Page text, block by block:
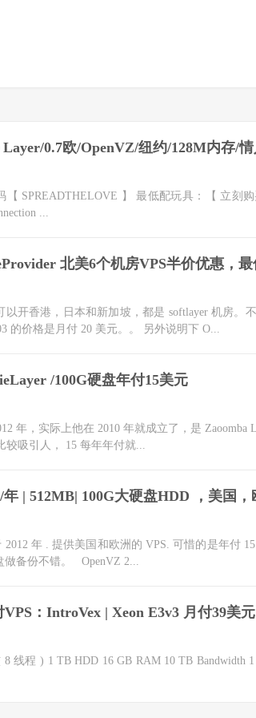
0.7欧/OpenVZ/纽约/128M内存/
SPREADTHELOVE 】 最低配玩具：【 立刻
...
北美6个机房VPS半价优惠，
以开香港，日本和新加坡，都是 softlayer 机房。
的价格是月付 20 美元。。 另外说明下 O...
/100G硬盘年付15美元
年，实际上他在 2010 年就成立了，是
较吸引人， 15 每年年付就...
年 | 512MB| 100G大硬盘HDD ，美国，
2012 年 . 提供美国和欧洲的 VPS. 可惜的是年付
做备份不错。 OpenVZ 2...
：IntroVex | Xeon E3v3 月付39美
线程 ) 1 TB HDD 16 GB RAM 10 TB Bandwidth 1